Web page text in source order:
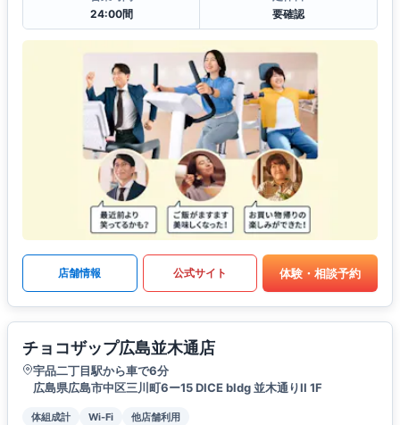
24:00間
要確認
店舗情報 公式サイト 体験・相談予約
チョコザップ広島並木通店
宇品二丁目駅から車で6分
広島県広島市中区三川町6ー15 DICE bldg 並木通りII 1F
体組成計 Wi-Fi 他店舗利用